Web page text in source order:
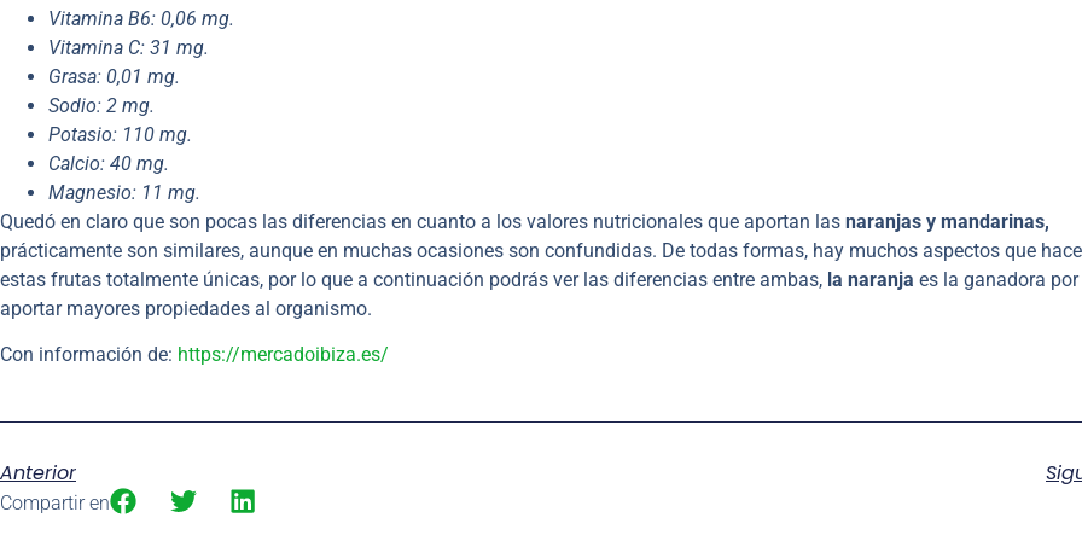
Vitamina B6: 0,06 mg.
Vitamina C: 31 mg.
Grasa: 0,01 mg.
Sodio: 2 mg.
Potasio: 110 mg.
Calcio: 40 mg.
Magnesio: 11 mg.
Quedó en claro que son pocas las diferencias en cuanto a los valores nutricionales que aportan las naranjas y mandarinas,
prácticamente son similares, aunque en muchas ocasiones son confundidas. De todas formas, hay muchos aspectos que
estas frutas totalmente únicas, por lo que a continuación podrás ver las diferencias entre ambas, la naranja es la ganadora por
aportar mayores propiedades al organismo.
Con información de: https://mercadoibiza.es/
Anterior
Compartir en